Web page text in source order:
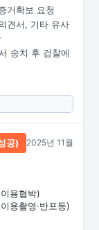
거확보 요청
견서, 기타 유사
송치 후 검찰에
용협박)
용촬영·반포등)
공) 2025년 11월